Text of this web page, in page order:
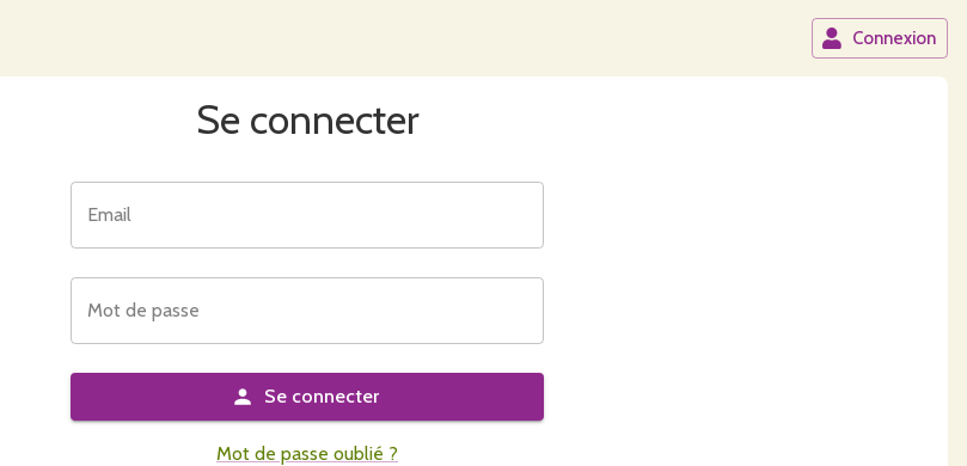
Connexion
Se connecter
Email
Mot de passe
Se connecter
Mot de passe oublié ?